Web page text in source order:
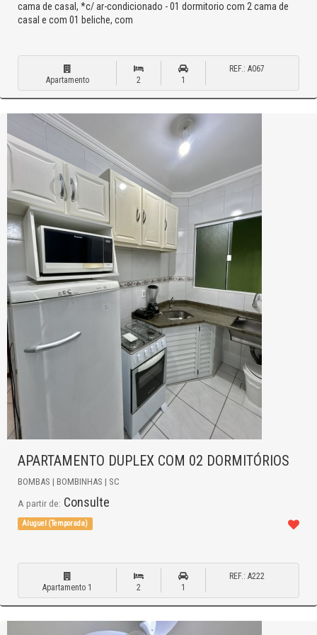
cama de casal, *c/ ar-condicionado - 01 dormitorio com 2 cama de
casal e com 01 beliche, com
Apartamento 2 1
REF.: A067
APARTAMENTO DUPLEX COM 02 DORMITÓRIOS
BOMBAS | BOMBINHAS | SC
A partir de: Consulte
Aluguel (Temporada)
Apartamento 1 2 1
REF.: A222